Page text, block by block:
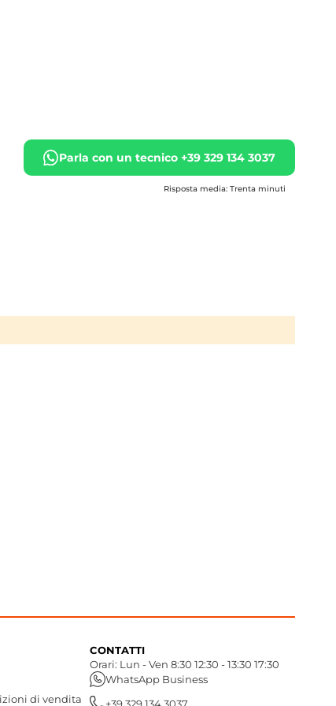
Parla con un tecnico +39 329 134 3037
Risposta media: Trenta minuti
di vendita
CONTATTI
Orari: Lun - Ven 8:30 12:30 - 13:30 17:30
WhatsApp Business
+39 329 134 3037